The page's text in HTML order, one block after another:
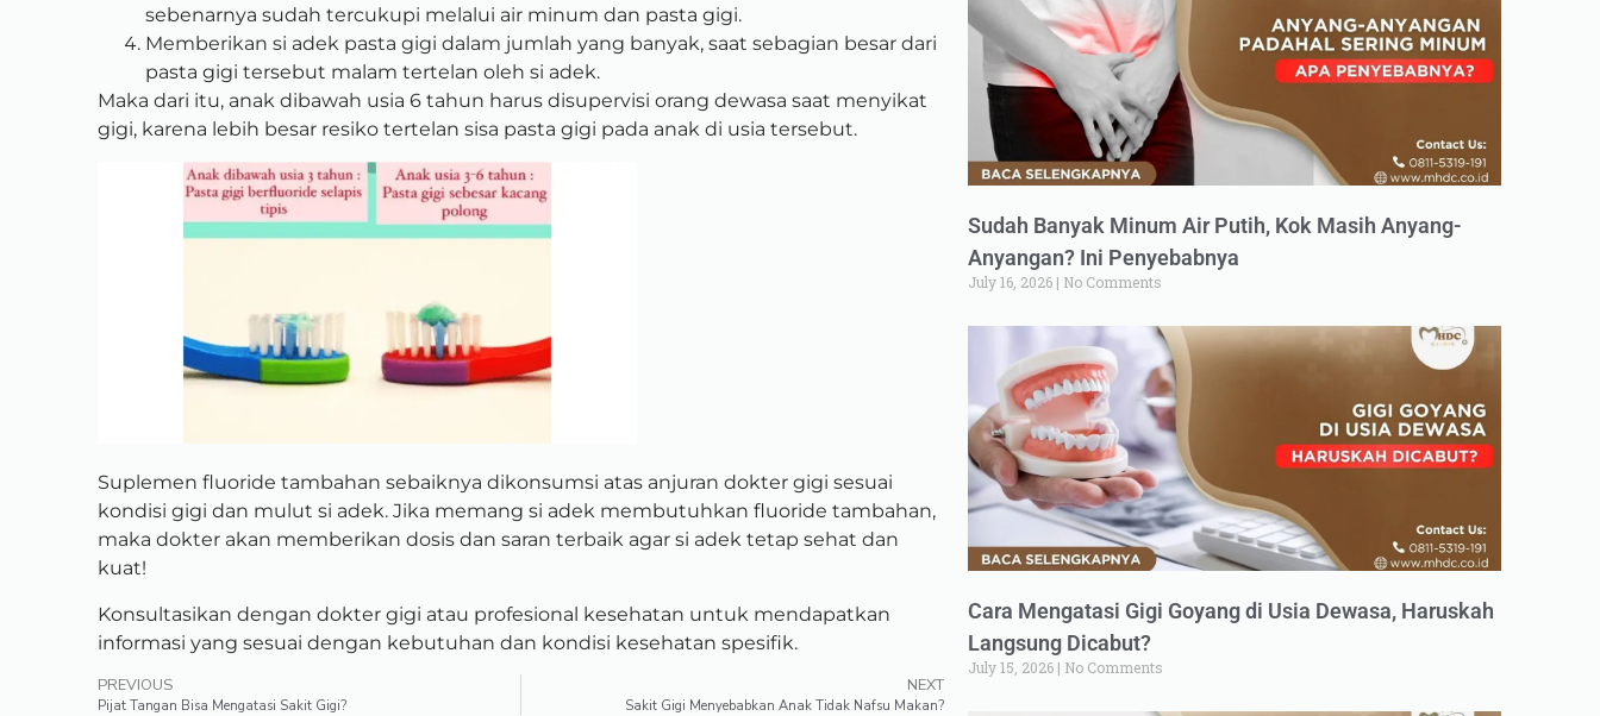
sebenarnya sudah tercukupi melalui air minum dan pasta gigi.
Memberikan si adek pasta gigi dalam jumlah yang banyak, saat sebagian besar dari
pasta gigi tersebut malam tertelan oleh si adek.
Maka dari itu, anak dibawah usia 6 tahun harus disupervisi orang dewasa saat menyikat
gigi, karena lebih besar resiko tertelan sisa pasta gigi pada anak di usia tersebut.
Suplemen fluoride tambahan sebaiknya dikonsumsi atas anjuran dokter gigi sesuai
kondisi gigi dan mulut si adek. Jika memang si adek membutuhkan fluoride tambahan,
maka dokter akan memberikan dosis dan saran terbaik agar si adek tetap sehat dan
kuat!
Konsultasikan dengan dokter gigi atau profesional kesehatan untuk mendapatkan
informasi yang sesuai dengan kebutuhan dan kondisi kesehatan spesifik.
PREVIOUS
Pijat Tangan Bisa Mengatasi Sakit Gigi?
NEXT
Sakit Gigi Menyebabkan Anak Tidak Nafsu Makan?
Sudah Banyak Minum Air Putih, Kok Masih Anyang-
Anyangan? Ini Penyebabnya
July 16, 2026 No Comments
Cara Mengatasi Gigi Goyang di Usia Dewasa, Haruskah
Langsung Dicabut?
July 15, 2026 No Comments